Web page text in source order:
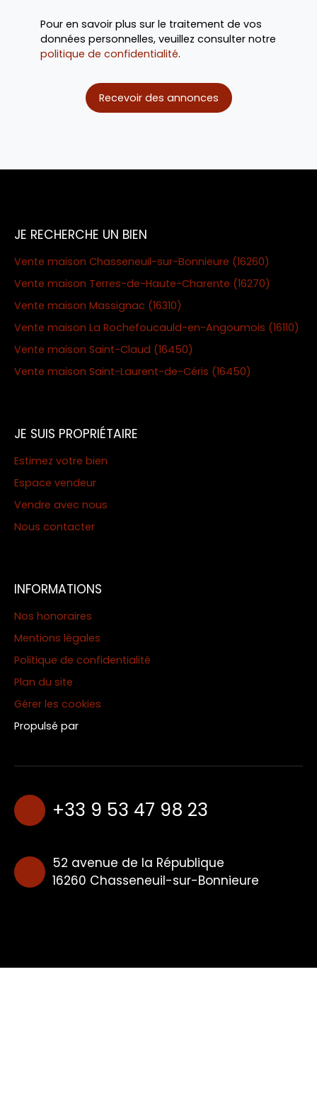
Pour en savoir plus sur le traitement de vos
données personnelles, veuillez consulter notre
politique de confidentialité.
Recevoir des annonces
JE RECHERCHE UN BIEN
Vente maison Chasseneuil-sur-Bonnieure (16260)
Vente maison Terres-de-Haute-Charente (16270)
Vente maison Massignac (16310)
Vente maison La Rochefoucauld-en-Angoumois (16110)
Vente maison Saint-Claud (16450)
Vente maison Saint-Laurent-de-Céris (16450)
JE SUIS PROPRIÉTAIRE
Estimez votre bien
Espace vendeur
Vendre avec nous
Nous contacter
INFORMATIONS
Nos honoraires
Mentions légales
Politique de confidentialité
Plan du site
Gérer les cookies
Propulsé par
+33 9 53 47 98 23
52 avenue de la République
16260 Chasseneuil-sur-Bonnieure